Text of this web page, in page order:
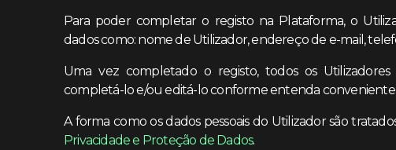
Para poder completar o registo na Plataforma, o
dados como: nome de Utilizador, endereço de e-mail,
Uma vez completado o registo, todos os
completá-lo e/ou editá-lo conforme entenda conveniente.
A forma como os dados pessoais do Utilizador são
Privacidade e Proteção de Dados.